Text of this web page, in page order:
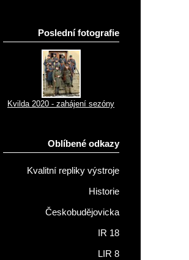
Poslední fotografie
Kvilda 2020 - zahájení sezóny
Oblíbené odkazy
Kvalitní repliky výstroje
Historie
Českobudějovicka
IR 18
LIR 8